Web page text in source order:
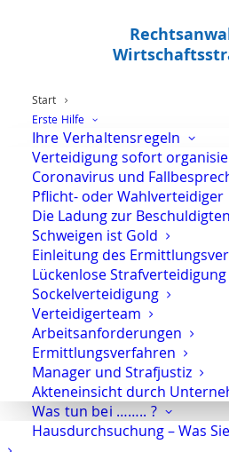
Start
Erste Hilfe
Ihre Verhaltensregeln
Verteidigung sofort
Coronavirus und
Pflicht- oder Wahlverteidiger
Die Ladung zur
Schweigen ist Gold
Einleitung des
Lückenlose Strafverteidigung
Sockelverteidigung
Verteidigerteam
Arbeitsanforderungen
Ermittlungsverfahren
Manager und Strafjustiz
Akteneinsicht durch
Was tun bei …….. ?
Hausdurchsuchung – Was
Rechtsanwalt Oliver
Fachanwalt für Strafrecht
Diskrete, entschlossene
Verteidigung im
Wirtschaftsstrafrecht.